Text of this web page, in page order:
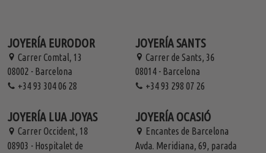
JOYERÍA EURODOR
Carrer Comtal, 13
08002 - Barcelona
+34 93 304 06 28
JOYERÍA SANTS
Carrer de Sants, 36
08014 - Barcelona
+34 93 298 07 26
JOYERÍA LUA JOYAS
Carrer Occident, 18
08903 - Hospitalet de
JOYERÍA OCASIÓ
Encantes de Barcelona
Avda. Meridiana, 69, parada